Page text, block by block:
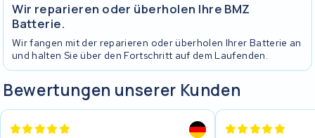
Wir reparieren oder überholen Ihre BMZ
Batterie.
Wir fangen mit der reparieren oder überholen Ihrer Batterie an
und halten Sie über den Fortschritt auf dem Laufenden.
Bewertungen unserer Kunden